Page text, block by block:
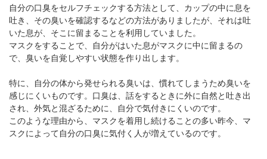
自分の口臭をセルフチェックする方法として、カップの中に息を
吐き、その臭いを確認するなどの方法がありましたが、それは吐
いた息が、そこに留まることを利用していました。
マスクをすることで、自分がはいた息がマスクに中に留まるの
で、臭いを自覚しやすい状態を作り出します。
特に、自分の体から発せられる臭いは、慣れてしまうため臭いを
感じにくいものです。口臭は、話をするときに外に自然と吐き出
され、外気と混ざるために、自分で気付きにくいのです。
このような理由から、マスクを着用し続けることの多い昨今、マ
スクによって自分の口臭に気付く人が増えているのです。